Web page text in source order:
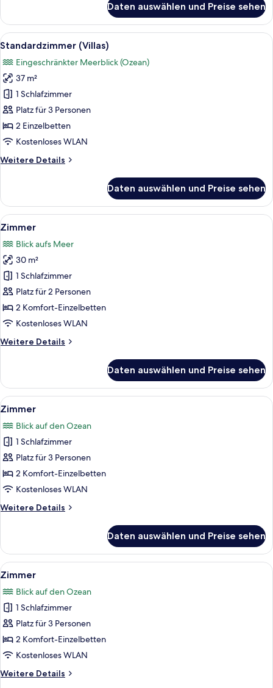
(Villas,
Outdoor
Bath)
Daten auswählen und Preise sehen
Alle
Fotos
für
Standardzimmer
(Villas)
anzeigen
Ein Hotelzimmer mit zwei Betten,
9
Standardzimmer (Villas)
Eingeschränkter Meerblick (Ozean)
37 m²
1 Schlafzimmer
Platz für 3 Personen
2 Einzelbetten
Kostenloses WLAN
Weitere Details
Weitere
(Villas)
Daten auswählen und Preise sehen
Alle
Fotos
für
Zimmer
anzeigen
Ein modernes Schlafzimmer mit
1
Zimmer
Blick aufs Meer
30 m²
1 Schlafzimmer
Platz für 2 Personen
2 Komfort-Einzelbetten
Kostenloses WLAN
Weitere Details
Weitere
Daten auswählen und Preise sehen
Alle
Fotos
für
Zimmer
anzeigen
Ein Zimmer mit großem Fenster, das
1
Zimmer
Blick auf den Ozean
1 Schlafzimmer
Platz für 3 Personen
2 Komfort-Einzelbetten
Kostenloses WLAN
Weitere Details
Weitere
Daten auswählen und Preise sehen
Alle
Fotos
für
Zimmer
anzeigen
Zimmer | Hochwertige Bettwaren,
1
Zimmer
Blick auf den Ozean
1 Schlafzimmer
Platz für 3 Personen
2 Komfort-Einzelbetten
Kostenloses WLAN
Weitere Details
Weitere